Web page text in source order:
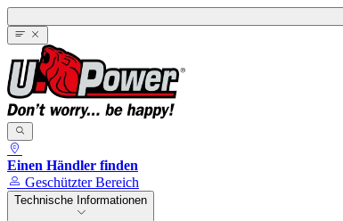
Einen Händler finden
Geschützter Bereich
Technische Informationen